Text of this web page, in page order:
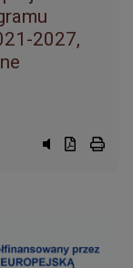
2027,
Przycisk
Przycisk